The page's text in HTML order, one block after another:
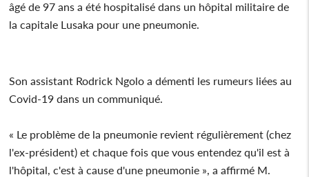
âgé de 97 ans a été hospitalisé dans un hôpital militaire de
la capitale Lusaka pour une pneumonie.
Son assistant Rodrick Ngolo a démenti les rumeurs liées au
Covid-19 dans un communiqué.
« Le problème de la pneumonie revient régulièrement (chez
l'ex-président) et chaque fois que vous entendez qu'il est à
l'hôpital, c'est à cause d'une pneumonie », a affirmé M.